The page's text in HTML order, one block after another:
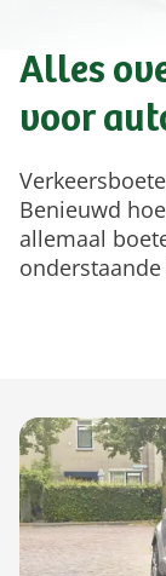
Alles
voor
Benieuwd
allemaal